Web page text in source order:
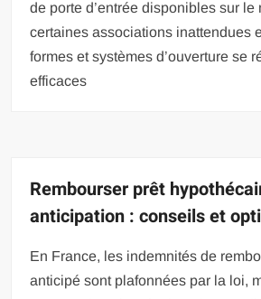
de porte d’entrée disponibles sur le
certaines associations inattendues
formes et systèmes d’ouverture se
efficaces
Rembourser prêt
anticipation : conseils et
En France, les indemnités de
anticipé sont plafonnées par la loi,